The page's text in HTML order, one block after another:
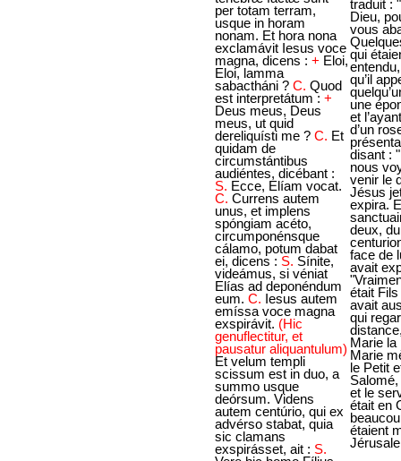
per totam terram,
usque in horam
nonam. Et hora nona
exclamávit Iesus voce
magna, dicens : + Eloi,
Eloi, lamma
sabactháni ? C. Quod
est interpretátum : +
Deus meus, Deus
meus, ut quid
dereliquísti me ? C. Et
quidam de
circumstántibus
audiéntes, dicébant :
S. Ecce, Elíam vocat.
C. Currens autem
unus, et implens
spóngiam acéto,
circumponénsque
cálamo, potum dabat
ei, dicens : S. Sínite,
videámus, si véniat
Elías ad deponéndum
eum. C. Iesus autem
emíssa voce magna
exspirávit. (Hic
genuflectitur, et
pausatur aliquantulum)
Et velum templi
scissum est in duo, a
summo usque
deórsum. Videns
autem centúrio, qui ex
advérso stabat, quia
sic clamans
exspirásset, ait : S.